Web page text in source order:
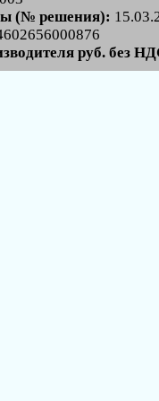
(№ решения):
руб. без